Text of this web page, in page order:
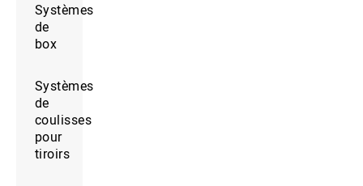
Systèmes
de
box
Systèmes
de
coulisses
pour
tiroirs